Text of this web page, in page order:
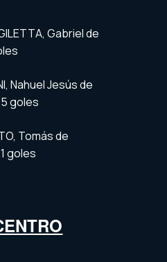
Gabriel de
Jesús de
goles
Tomás de
goles